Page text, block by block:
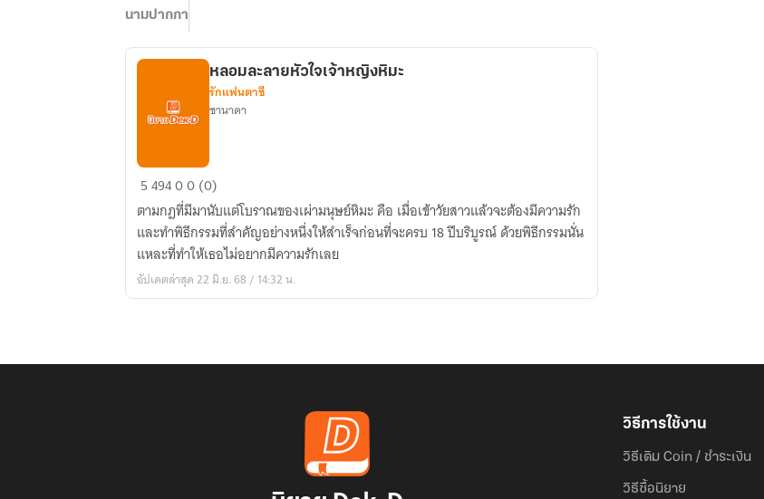
นามปากกา
หลอมละลาย
เจ้า
หญิง
หิมะ
หลอมละลายหัวใจเจ้าหญิงหิมะ
รักแฟนตาซี
ซานาดา
549400 (0)
ตามกฎที่มีมานับแต่โบราณของเผ่ามนุษย์หิมะ คือ เมื่อเข้าวัยสาวแล้วจะต้องมีความรัก
และทำพิธีกรรมที่สำคัญอย่างหนึ่งให้สำเร็จก่อนที่จะครบ 18 ปีบริบูรณ์ ด้วยพิธีกรรมนั่น
แหละที่ทำให้เธอไม่อยากมีความรักเลย
อัปเดตล่าสุด 22 มิ.ย. 68 / 14:32 น.
วิธีการใช้งาน
วิธีเติม Coin / ชำระเงิน
วิธีซื้อนิยาย